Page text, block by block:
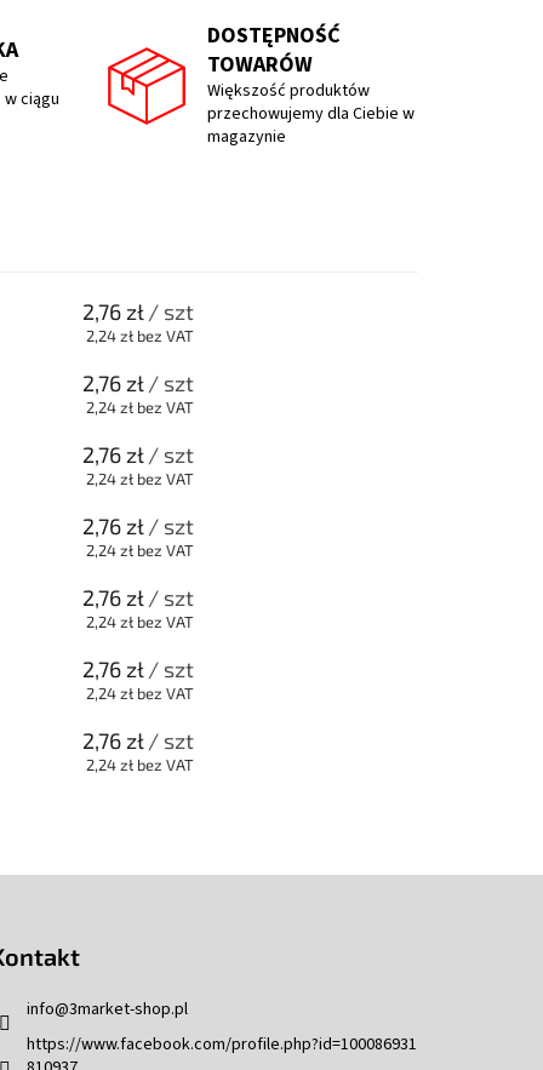
ciągu
DOSTĘPNOŚĆ
TOWARÓW
Większość produktów
przechowujemy dla Ciebie w
magazynie
2,76 zł/ szt
2,24 zł bez VAT
2,76 zł/ szt
2,24 zł bez VAT
2,76 zł/ szt
2,24 zł bez VAT
2,76 zł/ szt
2,24 zł bez VAT
2,76 zł/ szt
2,24 zł bez VAT
2,76 zł/ szt
2,24 zł bez VAT
2,76 zł/ szt
2,24 zł bez VAT
info@3market-shop.pl
https://www.facebook.com/profile.php?id=100086931